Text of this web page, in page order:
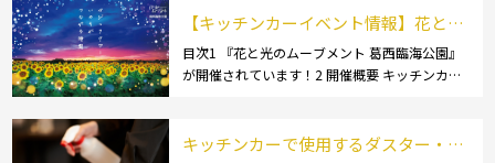
【キッチンカーイベント情報】花と光
のムーブメント 葛西臨海公園が開催さ
れています！
目次1 『花と光のムーブメント 葛西臨海公園』
が開催されています！2 開催概要 キッチンカー
ルメイベントが催されています。 開業前にキ
キッチンカーで使用するダスター・ふ